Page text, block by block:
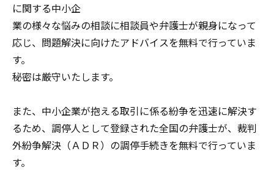
に関する中小企
業の様々な悩みの相談に相談員や弁護士が親身になって
応じ、問題解決に向けたアドバイスを無料で行っていま
す。
秘密は厳守いたします。
また、中小企業が抱える取引に係る紛争を迅速に解決す
るため、調停人として登録された全国の弁護士が、裁判
外紛争解決（ＡＤＲ）の調停手続きを無料で行っていま
す。